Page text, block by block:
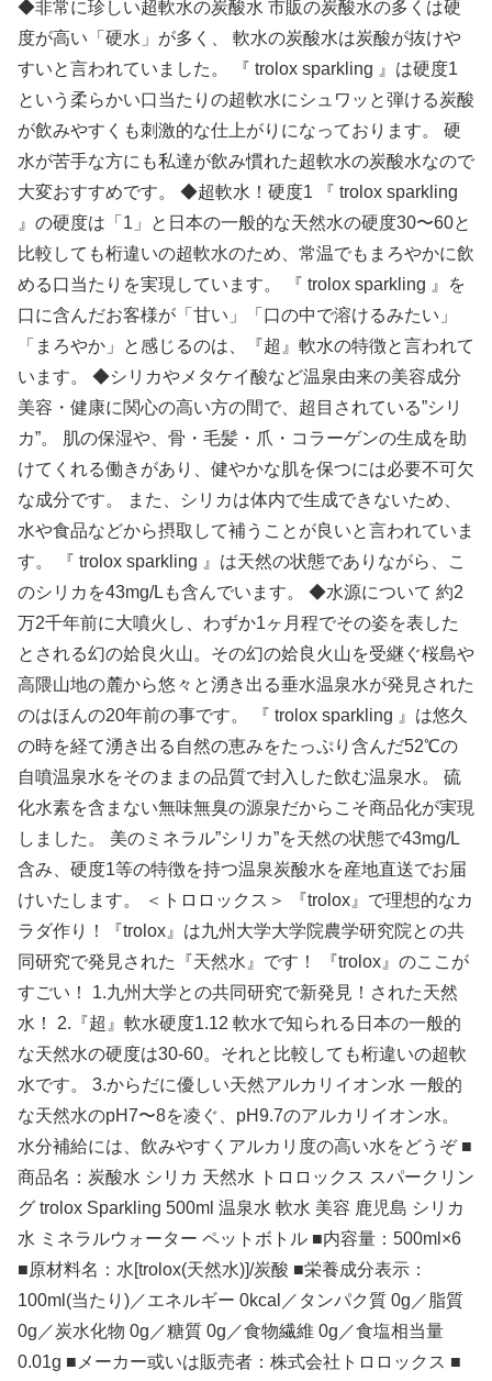
◆非常に珍しい超軟水の炭酸水 市販の炭酸水の多くは硬
度が高い「硬水」が多く、 軟水の炭酸水は炭酸が抜けや
すいと言われていました。 『 trolox sparkling 』は硬度1
という柔らかい口当たりの超軟水にシュワッと弾ける炭酸
が飲みやすくも刺激的な仕上がりになっております。 硬
水が苦手な方にも私達が飲み慣れた超軟水の炭酸水なので
大変おすすめです。 ◆超軟水！硬度1 『 trolox sparkling
』の硬度は「1」と日本の一般的な天然水の硬度30〜60と
比較しても桁違いの超軟水のため、常温でもまろやかに飲
める口当たりを実現しています。 『 trolox sparkling 』を
口に含んだお客様が「甘い」「口の中で溶けるみたい」
「まろやか」と感じるのは、『超』軟水の特徴と言われて
います。 ◆シリカやメタケイ酸など温泉由来の美容成分
美容・健康に関心の高い方の間で、超目されている”シリ
カ”。 肌の保湿や、骨・毛髪・爪・コラーゲンの生成を助
けてくれる働きがあり、健やかな肌を保つには必要不可欠
な成分です。 また、シリカは体内で生成できないため、
水や食品などから摂取して補うことが良いと言われていま
す。 『 trolox sparkling 』は天然の状態でありながら、こ
のシリカを43mg/Lも含んでいます。 ◆水源について 約2
万2千年前に大噴火し、わずか1ヶ月程でその姿を表した
とされる幻の姶良火山。その幻の姶良火山を受継ぐ桜島や
高隈山地の麓から悠々と湧き出る垂水温泉水が発見された
のはほんの20年前の事です。 『 trolox sparkling 』は悠久
の時を経て湧き出る自然の恵みをたっぷり含んだ52℃の
自噴温泉水をそのままの品質で封入した飲む温泉水。 硫
化水素を含まない無味無臭の源泉だからこそ商品化が実現
しました。 美のミネラル”シリカ”を天然の状態で43mg/L
含み、硬度1等の特徴を持つ温泉炭酸水を産地直送でお届
けいたします。 ＜トロロックス＞ 『trolox』で理想的なカ
ラダ作り！『trolox』は九州大学大学院農学研究院との共
同研究で発見された『天然水』です！ 『trolox』のここが
すごい！ 1.九州大学との共同研究で新発見！された天然
水！ 2.『超』軟水硬度1.12 軟水で知られる日本の一般的
な天然水の硬度は30-60。それと比較しても桁違いの超軟
水です。 3.からだに優しい天然アルカリイオン水 一般的
な天然水のpH7〜8を凌ぐ、pH9.7のアルカリイオン水。
水分補給には、飲みやすくアルカリ度の高い水をどうぞ ■
商品名：炭酸水 シリカ 天然水 トロロックス スパークリン
グ trolox Sparkling 500ml 温泉水 軟水 美容 鹿児島 シリカ
水 ミネラルウォーター ペットボトル ■内容量：500ml×6
■原材料名：水[trolox(天然水)]/炭酸 ■栄養成分表示：
100ml(当たり)／エネルギー 0kcal／タンパク質 0g／脂質
0g／炭水化物 0g／糖質 0g／食物繊維 0g／食塩相当量
0.01g ■メーカー或いは販売者：株式会社トロロックス ■